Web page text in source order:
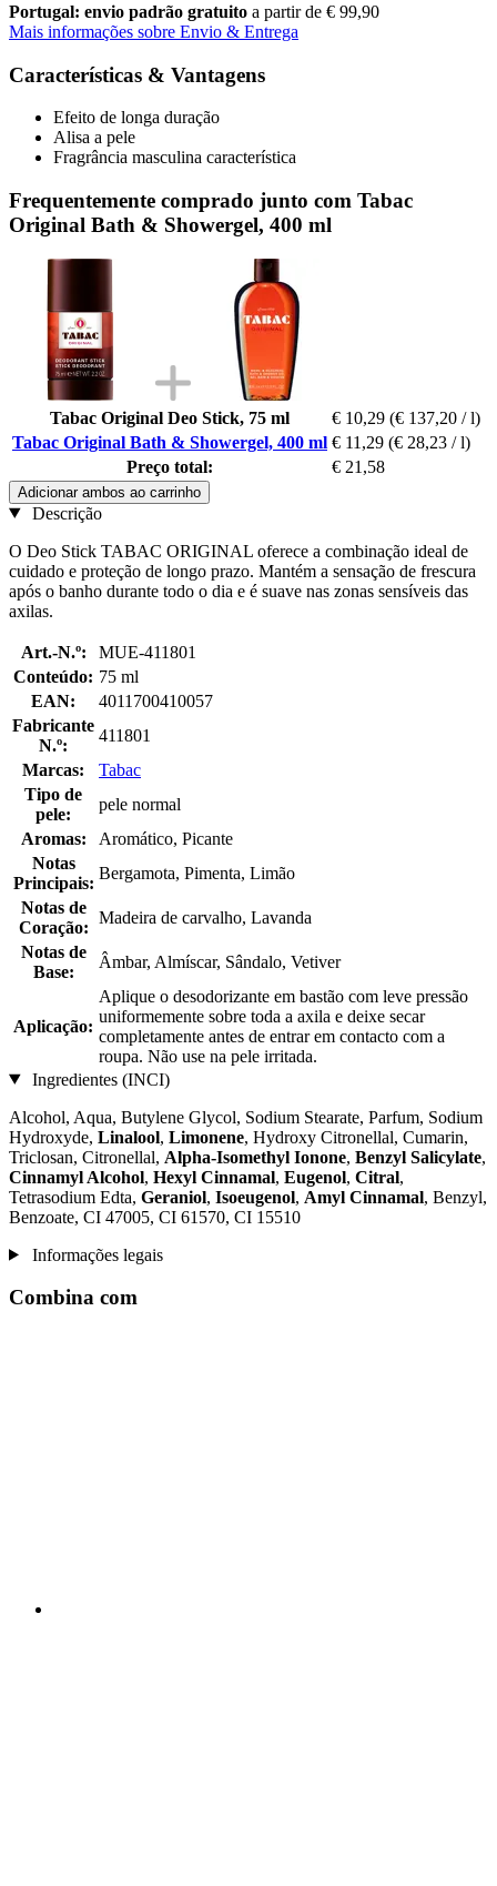
Portugal: envio padrão gratuito a partir de € 99,90
Mais informações sobre Envio & Entrega
Características & Vantagens
Efeito de longa duração
Alisa a pele
Fragrância masculina característica
Frequentemente comprado junto com Tabac
Original Bath & Showergel, 400 ml
Tabac Original Deo Stick, 75 ml € 10,29 (€ 137,20 / l)
Tabac Original Bath & Showergel, 400 ml € 11,29 (€ 28,23 / l)
Preço total:
€ 21,58
Adicionar ambos ao carrinho
Descrição
O Deo Stick TABAC ORIGINAL oferece a combinação ideal de
cuidado e proteção de longo prazo. Mantém a sensação de frescura
após o banho durante todo o dia e é suave nas zonas sensíveis das
axilas.
Art.-N.º:
MUE-411801
Conteúdo: 75 ml
EAN:
4011700410057
Fabricante
N.º:
411801
Marcas:
Tabac
Tipo de
pele:
pele normal
Aromas:
Aromático, Picante
Notas
Principais:
Bergamota, Pimenta, Limão
Notas de
Coração:
Madeira de carvalho, Lavanda
Notas de
Base:
Âmbar, Almíscar, Sândalo, Vetiver
Aplicação:
Aplique o desodorizante em bastão com leve pressão
uniformemente sobre toda a axila e deixe secar
completamente antes de entrar em contacto com a
roupa. Não use na pele irritada.
Ingredientes (INCI)
Alcohol, Aqua, Butylene Glycol, Sodium Stearate, Parfum, Sodium
Hydroxyde, Linalool, Limonene, Hydroxy Citronellal, Cumarin,
Triclosan, Citronellal, Alpha-Isomethyl Ionone, Benzyl Salicylate,
Cinnamyl Alcohol, Hexyl Cinnamal, Eugenol, Citral,
Tetrasodium Edta, Geraniol, Isoeugenol, Amyl Cinnamal, Benzyl,
Benzoate, CI 47005, CI 61570, CI 15510
Informações legais
Combina com